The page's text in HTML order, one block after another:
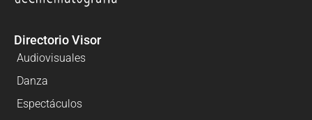
Directorio Visor
Audiovisuales
Danza
Espectáculos